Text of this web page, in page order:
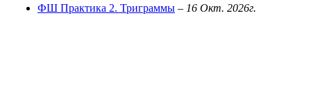
ФШ Практика 2. Триграммы – 16 Окт. 2026г.